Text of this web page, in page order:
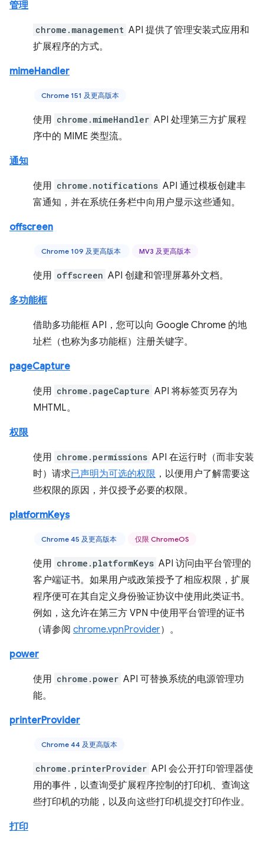
管理
chrome.management API 提供了管理安装式应用和
扩展程序的方式。
mimeHandler
Chrome 151 及更高版本
使用 chrome.mimeHandler API 处理第三方扩展程
序中的 MIME 类型流。
通知
使用 chrome.notifications API 通过模板创建丰
富通知，并在系统任务栏中向用户显示这些通知。
offscreen
Chrome 109 及更高版本 MV3 及更高版本
使用 offscreen API 创建和管理屏幕外文档。
多功能框
借助多功能框 API，您可以向 Google Chrome 的地
址栏（也称为多功能框）注册关键字。
pageCapture
使用 chrome.pageCapture API 将标签页另存为
MHTML。
权限
使用 chrome.permissions API 在运行时（而非安装
时）请求已声明为可选的权限 ，以便用户了解需要这
些权限的原因，并仅授予必要的权限。
platformKeys
Chrome 45 及更高版本 仅限 ChromeOS
使用 chrome.platformKeys API 访问由平台管理的
客户端证书。如果用户或政策授予了相应权限，扩展
程序便可在其自定义身份验证协议中使用此类证书。
例如，这允许在第三方 VPN 中使用平台管理的证书
（请参阅 chrome.vpnProvider）。
power
使用 chrome.power API 可替换系统的电源管理功
能。
printerProvider
Chrome 44 及更高版本
chrome.printerProvider API 会公开打印管理器使
用的事件，以查询受扩展程序控制的打印机、查询这
些打印机的功能，以及向这些打印机提交打印作业。
打印